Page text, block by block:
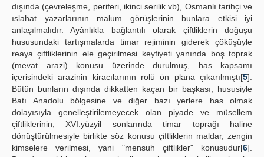
dışında (çevreleşme, periferi, ikinci serilik vb), Osmanlı tarihçi ve
ıslahat yazarlarının malum görüşlerinin bunlara etkisi iyi
anlaşılmalıdır. Ayânlıkla bağlantılı olarak çiftliklerin doğuşu
hususundaki tartışmalarda timar rejiminin giderek çöküşüyle
reaya çiftliklerinin ele geçirilmesi keyfiyeti yanında boş toprak
(mevat arazi) konusu üzerinde durulmuş, has kapsamı
içerisindeki arazinin kiracılarının rolü ön plana çıkarılmıştı[5].
Bütün bunların dışında dikkatten kaçan bir başkası, hususiyle
Batı Anadolu bölgesine ve diğer bazı yerlere has olmak
dolayısıyla genelleştirilemeyecek olan piyade ve müsellem
çiftliklerinin, XVI.yüzyil sonlarında timar toprağı haline
dönüştürülmesiyle birlikte söz konusu çiftliklerin maldar, zengin
kimselere verilmesi, yani "mensuh çiftlikler" konusudur[6].